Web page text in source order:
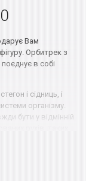
Вам
Орбитрек з
в собі
і сідниць, і
організму.
бути у відмінній
200 м'язів.